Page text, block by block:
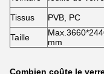
Tissus
PVB, PC
Taille
mm
Combien coûte le